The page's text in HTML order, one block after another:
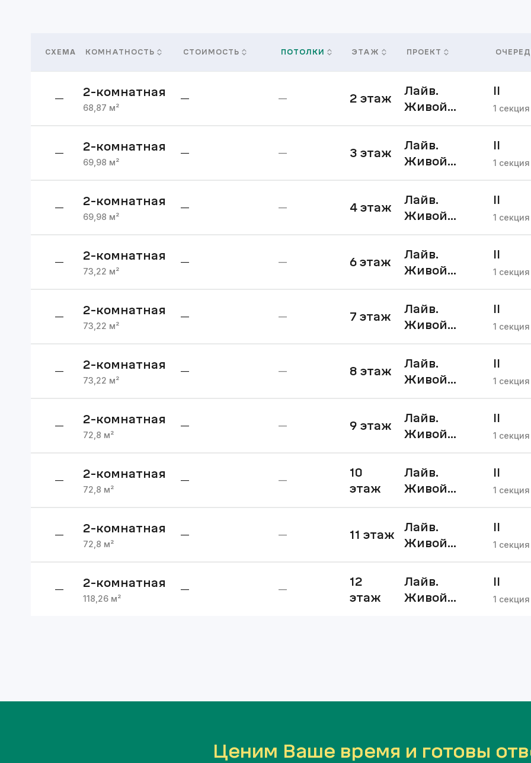
СХЕМА КОМНАТНОСТЬ СТОИМОСТЬ ПОТОЛКИ ЭТАЖ ПРОЕКТ
— 2-комнатная
68,87 м²
— — 2 этаж
Лайв.
Живой
очередь
II
1 секция
— 2-комнатная
69,98 м²
— — 3 этаж
Лайв.
Живой
очередь
II
1 секция
— 2-комнатная
69,98 м²
— — 4 этаж
Лайв.
Живой
очередь
II
1 секция
— 2-комнатная
73,22 м²
— — 6 этаж
Лайв.
Живой
очередь
II
1 секция
— 2-комнатная
73,22 м²
— — 7 этаж
Лайв.
Живой
очередь
II
1 секция
— 2-комнатная
73,22 м²
— — 8 этаж
Лайв.
Живой
очередь
II
1 секция
— 2-комнатная
72,8 м²
— — 9 этаж
Лайв.
Живой
очередь
II
1 секция
— 2-комнатная
72,8 м²
— —
10
этаж
Лайв.
Живой
очередь
II
1 секция
— 2-комнатная
72,8 м²
— — 11 этаж
Лайв.
Живой
очередь
II
1 секция
— 2-комнатная
118,26 м²
— —
12
этаж
Лайв.
Живой
II
1 секция
Ценим Ваше время и готовы